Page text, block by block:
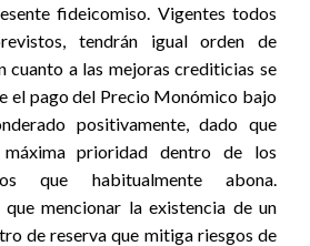
fideicomiso. Vigentes todos
tendrán igual orden de
cuanto a las mejoras crediticias se
el pago del Precio Monómico bajo
positivamente, dado que
prioridad dentro de los
que habitualmente abona.
mencionar la existencia de un
de reserva que mitiga riesgos de